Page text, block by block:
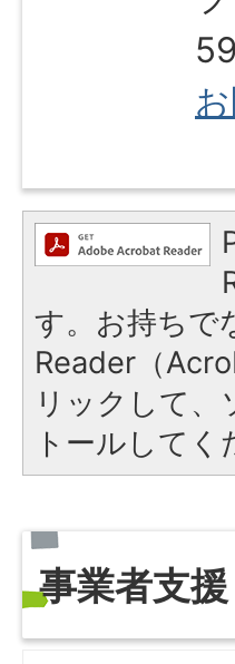
す。お持ちで
Reader（
リックして
トールしてく
事業者支